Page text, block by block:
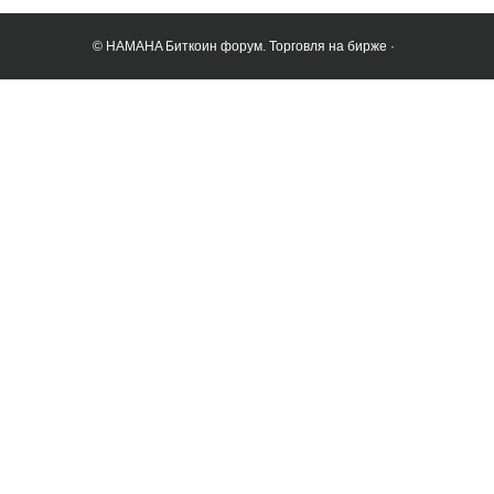
© HAMAHA Биткоин форум. Торговля на бирже ·